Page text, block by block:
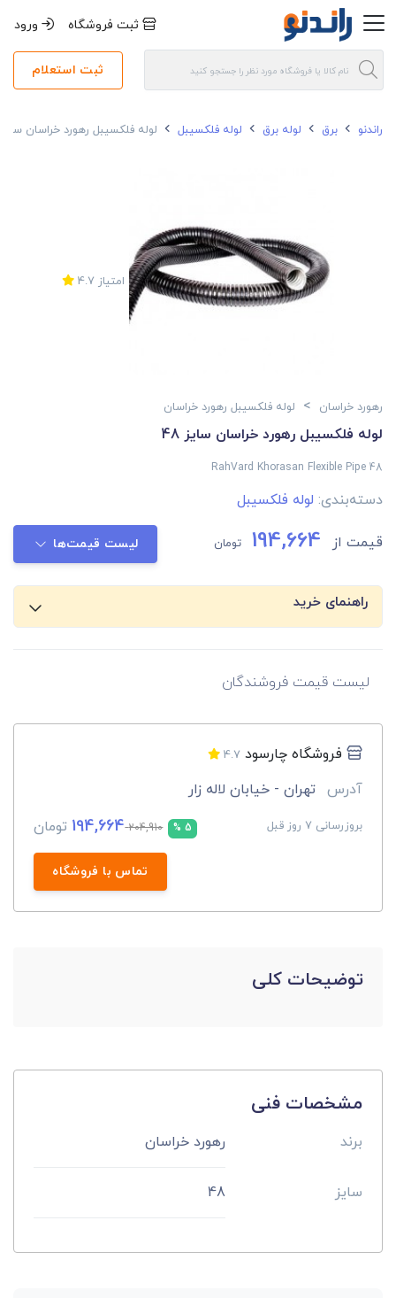
ثبت فروشگاه ورود
ثبت استعلام
راندنو برق لوله برق لوله فلکسیبل لوله فلکسیبل رهورد خراسان سایز
امتیاز 4.7
رهورد خراسان > لوله فلکسیبل رهورد خراسان
لوله فلکسیبل رهورد خراسان سایز 48
RahVard Khorasan Flexible Pipe 48
دسته‌بندی: لوله فلکسیبل
قیمت از 194,664 تومان لیست قیمت‌ها
راهنمای خرید
لیست قیمت فروشندگان
فروشگاه چارسود 4.7
آدرس تهران - خیابان لاله زار
بروزرسانی 7 روز قبل 5 %
204,910
194,664 تومان
تماس با فروشگاه
توضیحات کلی
مشخصات فنی
برند رهورد خراسان
سایز 48